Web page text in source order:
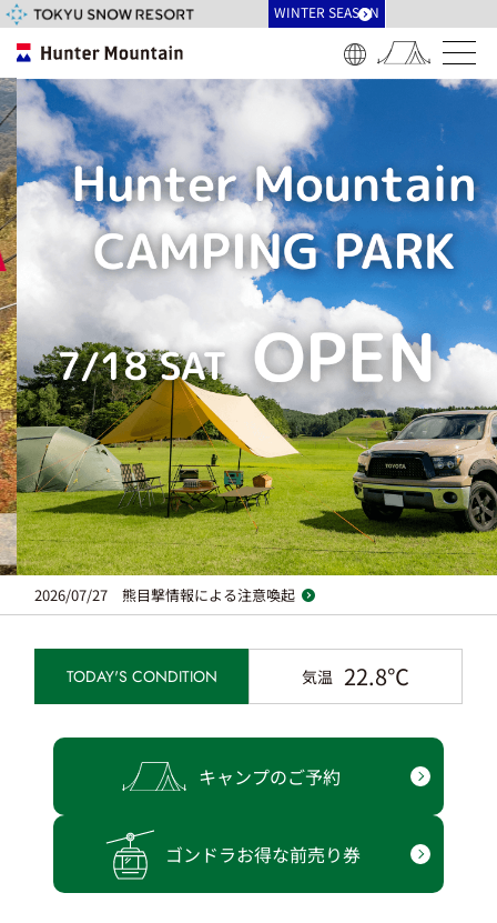
WINTER SEASON
日本
Engl
ish
한글
ภาษ
าไท
中国
（简
中國
（繁
2026/07/27 熊目撃情報による注意喚起
TODAY'S CONDITION 気温 22.8℃
キャンプのご予約
ゴンドラお得な前売り券